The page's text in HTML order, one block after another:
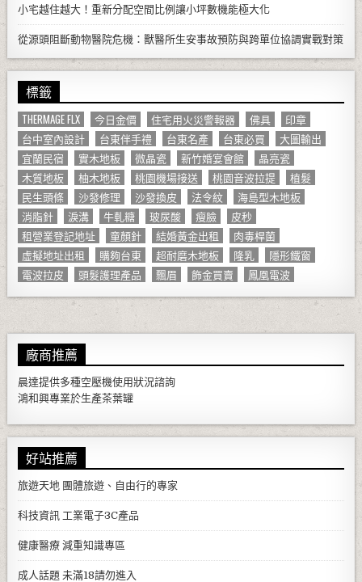
小宅越住越大！重新分配空間比例讓小坪數機能極大化
從源頭阻斷動物醫院危機：獸醫所生安事故預防與跨單位協調實戰對策
標籤
THERMAGE FLX 今日金價 住宅用火災警報器 佛具
印章
台中室內設計
台東伴手禮 台東名產 台東必買
大圖輸出
宜蘭民宿
實木地板 微晶瓷 新竹婚宴會館
晶亮瓷
木質地板
柚木地板 桃園機場接送 桃園音波拉提
植髮
民生頭條
沙發修理 沙發換皮 法令紋
海島型木地板
消脂針
淚溝 牛軋糖 玻尿酸 瘦臉
皮秒
租營業登記地址
童顏針 結婚黃金出租
肉毒桿菌
虛擬地址出租
購夠台東 超耐磨木地板 隆乳
隱形鐵窗
電波拉皮
頭髮護理產品 飄眉 飾金買賣 鳳凰電波
廠商推薦
晨達提供多種空壓機使用狀況諮詢
鴻和興專業於生產茶葉罐
好站推薦
旅遊天地 團體旅遊、自由行的專家
科技資訊 工業電子3C產品
健康醫療 減重知識專區
成人話題 未滿18請勿進入